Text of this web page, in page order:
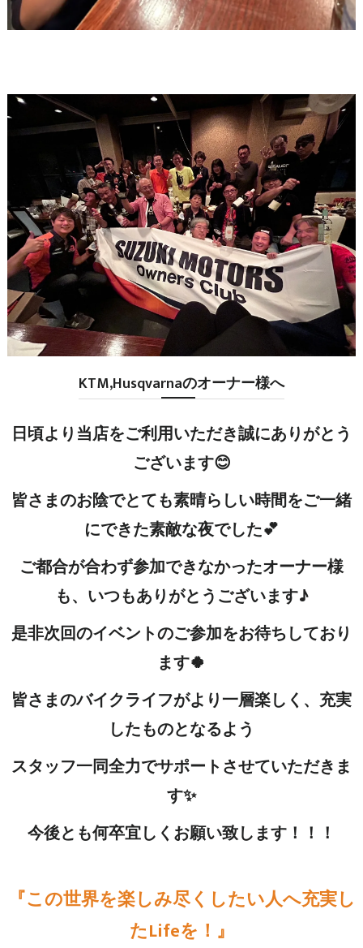
KTM,Husqvarnaのオーナー様へ
日頃より当店をご利用いただき誠にありがとう
ございます😊
皆さまのお陰でとても素晴らしい時間をご一緒
にできた素敵な夜でした💕
ご都合が合わず参加できなかったオーナー様
も、いつもありがとうございます♪
是非次回のイベントのご参加をお待ちしており
ます🍀
皆さまのバイクライフがより一層楽しく、充実
したものとなるよう
スタッフ一同全力でサポートさせていただきま
す✨
今後とも何卒宜しくお願い致します！！！
『この世界を楽しみ尽くしたい人へ充実し
たLifeを！』